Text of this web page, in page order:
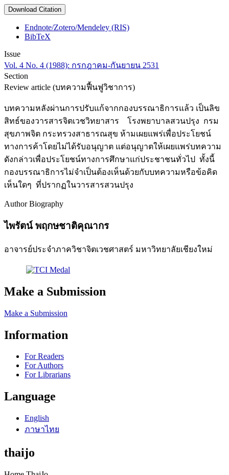
Download Citation
Endnote/Zotero/Mendeley (RIS)
BibTeX
Issue
Vol. 4 No. 4 (1988): กรกฎาคม-กันยายน 2531
Section
Review article (บทความฟื้นฟูวิชาการ)
บทความหลังผ่านการปรับแก้จากกองบรรณาธิการแล้ว เป็นลิข
สิทธ์ของวารสารจิตเวชวิทยาสาร โรงพยาบาลสวนปรุง กรม
สุขภาพจิต กระทรวงสาธารณสุข ห้ามเผยแพร่เพื่อประโยชน์
ทางการค้าโดยไม่ได้รับอนุญาต แต่อนุญาตให้เผยแพร่บทความ
ดังกล่าวเพื่อประโยชน์ทางการศึกษาแก่ประชาชนทั่วไป ทั้งนี้
กองบรรณาธิการไม่จำเป็นต้องเห็นด้วยกับบทความหรือข้อคิด
เห็นใดๆ ที่ปรากฏในวารสารสวนปรุง
Author Biography
ไพรัตน์ พฤกษชาติคุณากร
อาจารย์ประจำภาควิชาจิตเวชศาสตร์ มหาวิทยาลัยเชียงใหม่
Make a Submission
Make a Submission
Information
For Readers
For Authors
For Librarians
Language
English
ภาษาไทย
thaijo